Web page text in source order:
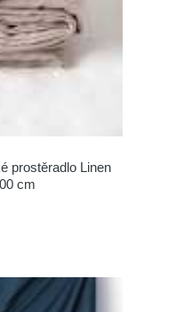
prostěradlo Linen
cm